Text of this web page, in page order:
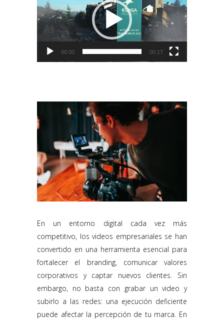
vídeo
00:00 00:17
En un entorno digital cada vez más
competitivo, los videos empresariales se han
convertido en una herramienta esencial para
fortalecer el branding, comunicar valores
corporativos y captar nuevos clientes. Sin
embargo, no basta con grabar un video y
subirlo a las redes: una ejecución deficiente
puede afectar la percepción de tu marca. En